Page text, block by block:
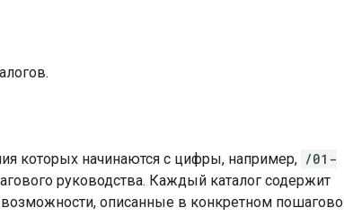
которых начинаются с цифры, например, /01-
руководства. Каждый каталог содержит
описанные в конкретном